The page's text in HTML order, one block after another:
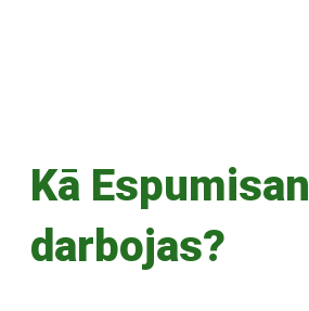
Kā Espumisan
darbojas?